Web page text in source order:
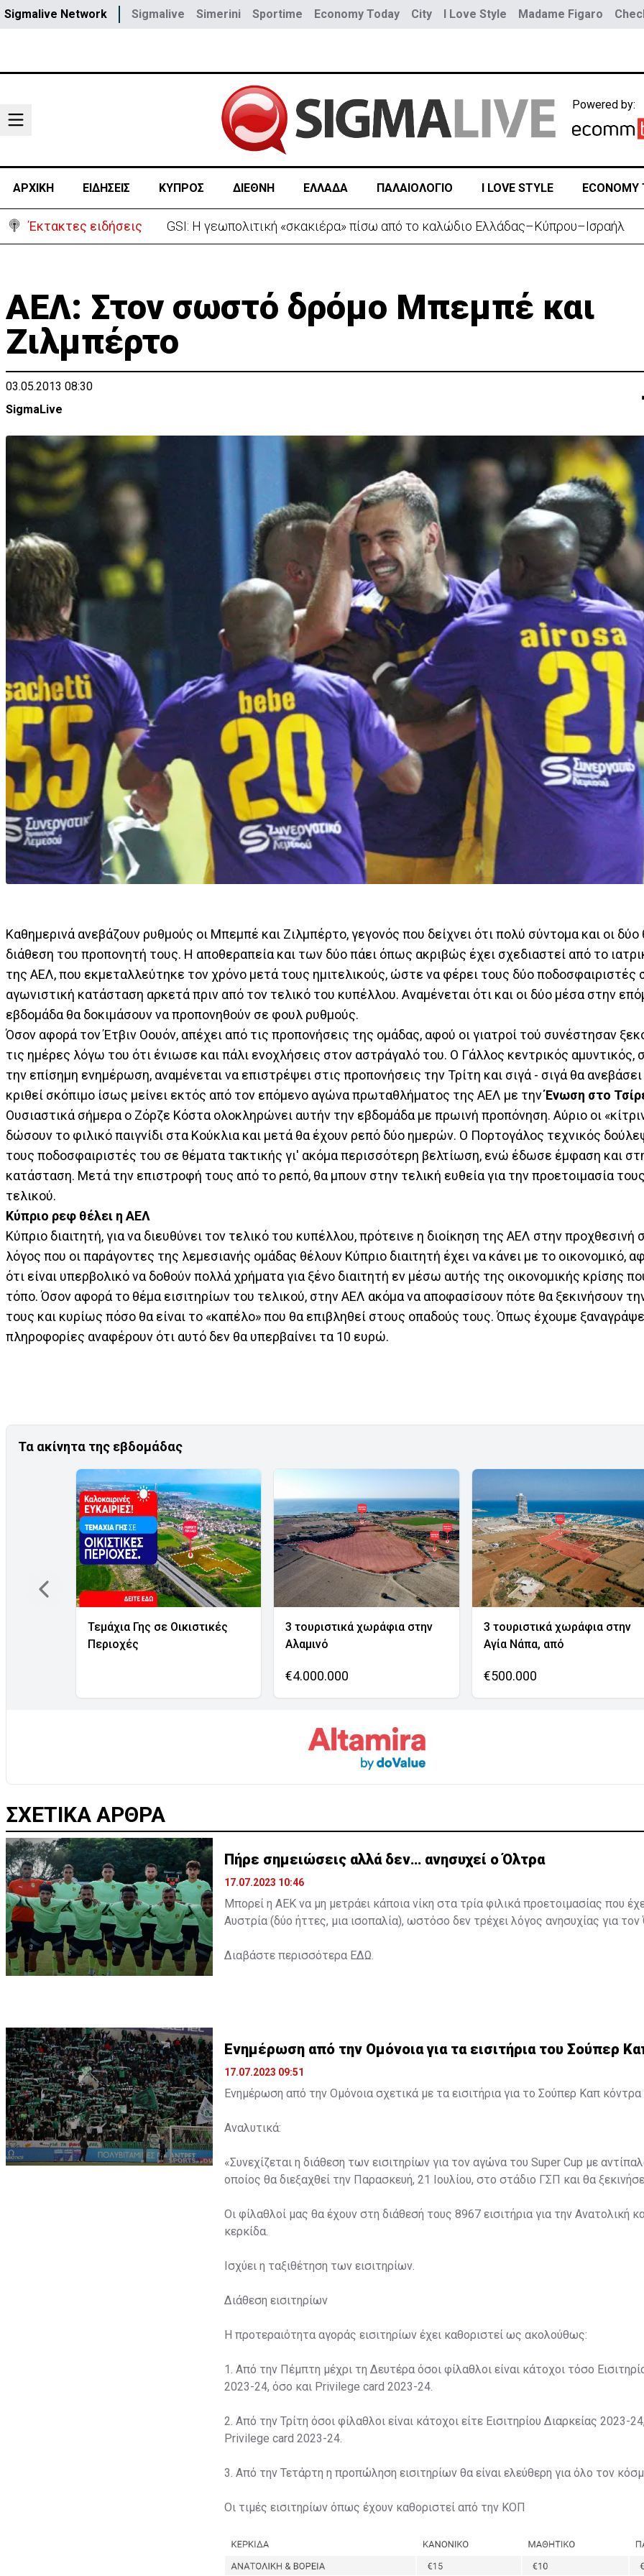
Sigmalive Network Sigmalive Simerini Sportime Economy Today City I Love Style Madame Figaro
Powered by:
ΑΡΧΙΚΗ ΕΙΔΗΣΕΙΣ ΚΥΠΡΟΣ ΔΙΕΘΝΗ ΕΛΛΑΔΑ ΠΑΛΑΙΟΛΟΓΙΟ I LOVE STYLE ECONOMY
Έκτακτες ειδήσεις Συντριβή ελικοπτέρου σε βουνοπλαγιά στο Ρίο ντε Τζανέιρο - 4 νεκροί (BINTEO)
ΑΕΛ: Στον σωστό δρόμο Μπεμπέ και
Ζιλμπέρτο
03.05.2013 08:30
SigmaLive
Καθημερινά ανεβάζουν ρυθμούς οι Μπεμπέ και Ζιλμπέρτο, γεγονός που δείχνει ότι πολύ σύντομα και οι
διάθεση του προπονητή τους. Η αποθεραπεία και των δύο πάει όπως ακριβώς έχει σχεδιαστεί από το
της ΑΕΛ, που εκμεταλλεύτηκε τον χρόνο μετά τους ημιτελικούς, ώστε να φέρει τους δύο ποδοσφαιριστές
αγωνιστική κατάσταση αρκετά πριν από τον τελικό του κυπέλλου. Αναμένεται ότι και οι δύο μέσα στην
εβδομάδα θα δοκιμάσουν να προπονηθούν σε φουλ ρυθμούς.
Όσον αφορά τον Έτβιν Οουόν, απέχει από τις προπονήσεις της ομάδας, αφού οι γιατροί τού συνέστησαν
τις ημέρες λόγω του ότι ένιωσε και πάλι ενοχλήσεις στον αστράγαλό του. Ο Γάλλος κεντρικός
την επίσημη ενημέρωση, αναμένεται να επιστρέψει στις προπονήσεις την Τρίτη και σιγά - σιγά θα
κριθεί σκόπιμο ίσως μείνει εκτός από τον επόμενο αγώνα πρωταθλήματος της ΑΕΛ με τηνΈνωση στο
Ουσιαστικά σήμερα ο Ζόρζε Κόστα ολοκληρώνει αυτήν την εβδομάδα με πρωινή προπόνηση. Αύριο οι
δώσουν το φιλικό παιγνίδι στα Κούκλια και μετά θα έχουν ρεπό δύο ημερών. Ο Πορτογάλος τεχνικός
τους ποδοσφαιριστές του σε θέματα τακτικής γι' ακόμα περισσότερη βελτίωση, ενώ έδωσε έμφαση και
κατάσταση. Μετά την επιστροφή τους από το ρεπό, θα μπουν στην τελική ευθεία για την προετοιμασία
τελικού.
Κύπριο ρεφ θέλει η ΑΕΛ
Κύπριο διαιτητή, για να διευθύνει τον τελικό του κυπέλλου, πρότεινε η διοίκηση της ΑΕΛ στην
λόγος που οι παράγοντες της λεμεσιανής ομάδας θέλουν Κύπριο διαιτητή έχει να κάνει με το οικονομικό,
ότι είναι υπερβολικό να δοθούν πολλά χρήματα για ξένο διαιτητή εν μέσω αυτής της οικονομικής κρίσης
τόπο. Όσον αφορά το θέμα εισιτηρίων του τελικού, στην ΑΕΛ ακόμα να αποφασίσουν πότε θα ξεκινήσουν
τους και κυρίως πόσο θα είναι το «καπέλο» που θα επιβληθεί στους οπαδούς τους. Όπως έχουμε
πληροφορίες αναφέρουν ότι αυτό δεν θα υπερβαίνει τα 10 ευρώ.
Τα ακίνητα της εβδομάδας
Τεμάχια Γης σε Οικιστικές
Περιοχές
3 τουριστικά χωράφια στην
Αλαμινό
€4.000.000
3 τουριστικά χωράφια στην
Αγία Νάπα, από
€500.000
ΣΧΕΤΙΚΑ ΑΡΘΡΑ
Πήρε σημειώσεις αλλά δεν… ανησυχεί ο Όλτρα
17.07.2023 10:46
Μπορεί η ΑΕΚ να μη μετράει κάποια νίκη στα τρία φιλικά προετοιμασίας που
Αυστρία (δύο ήττες, μια ισοπαλία), ωστόσο δεν τρέχει λόγος ανησυχίας για τον
Διαβάστε περισσότερα ΕΔΩ
Ενημέρωση από την Ομόνοια για τα εισιτήρια του Σούπερ
17.07.2023 09:51
Ενημέρωση από την Ομόνοια σχετικά με τα εισιτήρια για το Σούπερ Καπ κόντρα
Αναλυτικά:
«Συνεχίζεται η διάθεση των εισιτηρίων για τον αγώνα του Super Cup με
οποίος θα διεξαχθεί την Παρασκευή, 21 Ιουλίου, στο στάδιο ΓΣΠ και θα
Οι φίλαθλοί μας θα έχουν στη διάθεσή τους 8967 εισιτήρια για την Ανατολική
κερκίδα.
Ισχύει η ταξιθέτηση των εισιτηρίων.
Διάθεση εισιτηρίων
Η προτεραιότητα αγοράς εισιτηρίων έχει καθοριστεί ως ακολούθως:
1. Από την Πέμπτη μέχρι τη Δευτέρα όσοι φίλαθλοι είναι κάτοχοι τόσο
2023-24, όσο και Privilege card 2023-24.
2. Από την Τρίτη όσοι φίλαθλοι είναι κάτοχοι είτε Εισιτηρίου Διαρκείας 2023-
Privilege card 2023-24.
3. Από την Τετάρτη η προπώληση εισιτηρίων θα είναι ελεύθερη για όλο τον
Οι τιμές εισιτηρίων όπως έχουν καθοριστεί από την ΚΟΠ